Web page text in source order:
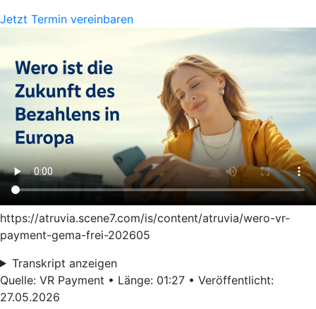
Jetzt Termin vereinbaren
https://atruvia.scene7.com/is/content/atruvia/wero-vr-
payment-gema-frei-202605
Transkript anzeigen
Quelle: VR Payment • Länge: 01:27 • Veröffentlicht:
27.05.2026